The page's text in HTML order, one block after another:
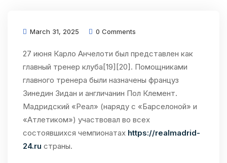
March 31, 2025 0 Comments
27 июня Карло Анчелоти был представлен как
главный тренер клуба[19][20]. Помощниками
главного тренера были назначены француз
Зинедин Зидан и англичанин Пол Клемент.
Мадридский «Реал» (наряду с «Барселоной» и
«Атлетиком») участвовал во всех
состоявшихся чемпионатах https://realmadrid-
24.ru страны.